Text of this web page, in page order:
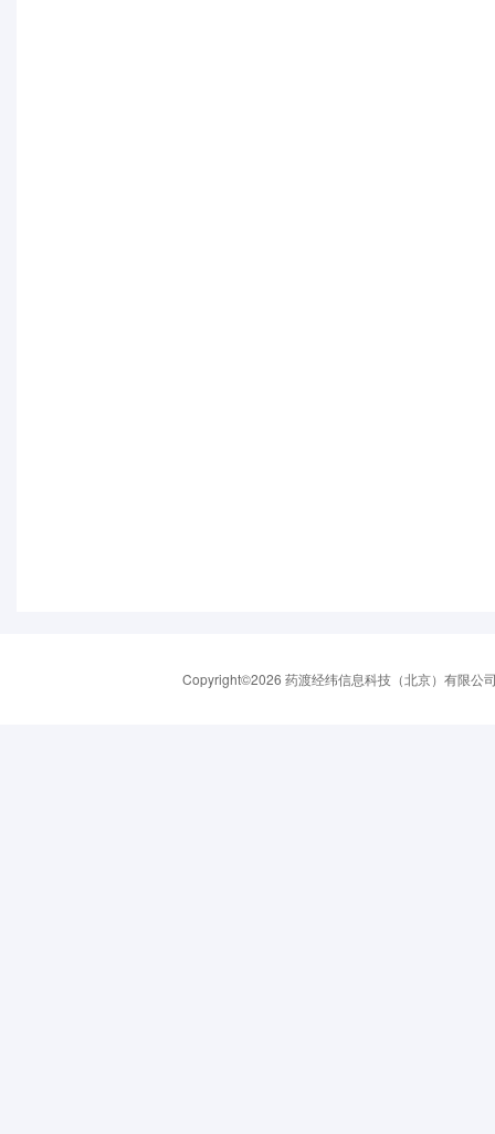
Copyright©2026 药渡经纬信息科技（北京）有限公